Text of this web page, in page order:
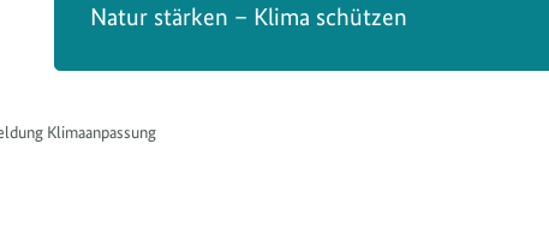
Natur stärken – Klima schützen
Klimaanpassung